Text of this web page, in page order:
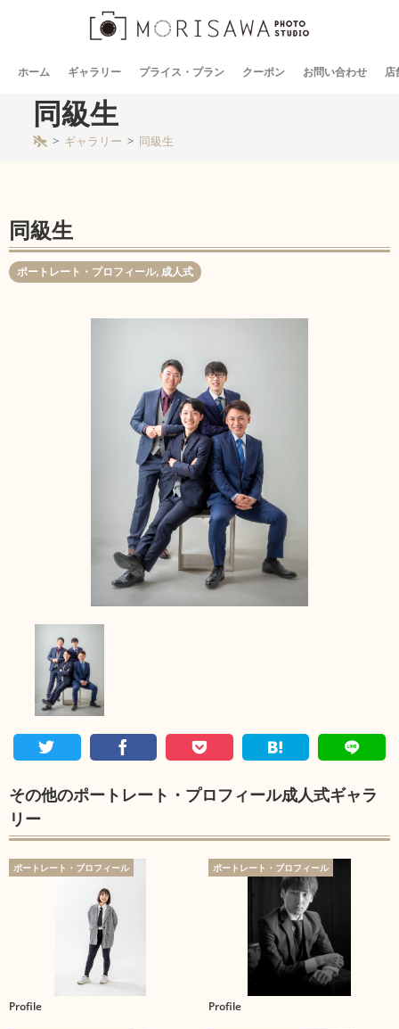
ホーム ギャラリー プライス・プラン クーポン お問い合わせ 店
同級生
> ギャラリー > 同級生
同級生
ポートレート・プロフィール, 成人式
その他のポートレート・プロフィール成人式ギャラ
リー
ポートレート・プロフィール
Profile
ポートレート・プロフィール
Profile